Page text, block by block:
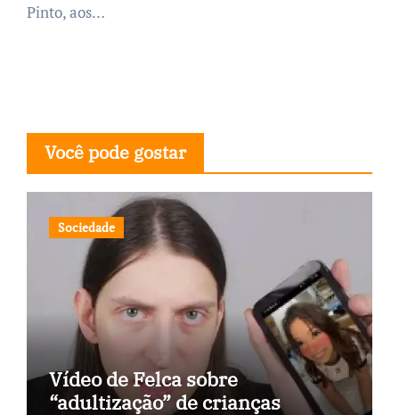
Pinto, aos…
Você pode gostar
Sociedade
Vídeo de Felca sobre
“adultização” de crianças